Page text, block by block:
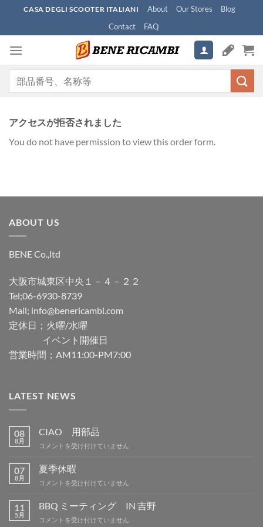
content
CASA DEGLI SCOOTER ITALIANI About Our Stores
Blog
Contact
FAQ
アクセスが拒否されました
You do not have permission to view this order form.
ABOUT US
BENE Co.,ltd
大阪市城東区中央１－４－２２
Tel;06-6930-8739
Mail; info@benericambi.com
定休日；火曜/水曜
イベント開催日
営業時間；AM11:00-PM7:00
LATEST NEWS
08
8月
CIAO 用部品
CIAO
部
品
は
コメントを受け付けていません
07
8月
夏季休暇
夏
休
は
コメントを受け付けていません
11
5月
BBQ ミーティング IN 吉野
BBQ
コメントを受け付けていません